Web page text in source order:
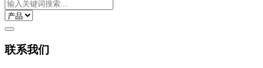
联系我们